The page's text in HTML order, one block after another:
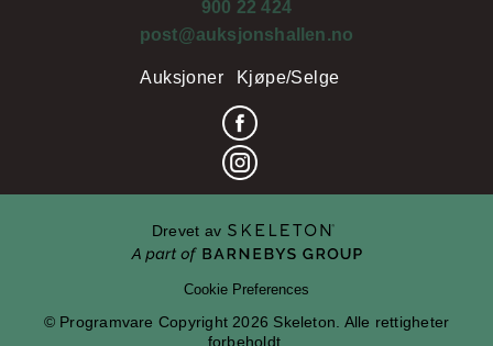
900 22 424
post@auksjonshallen.no
Auksjoner Kjøpe/Selge
Drevet av
Cookie Preferences
© Programvare Copyright 2026 Skeleton. Alle rettigheter
forbeholdt.